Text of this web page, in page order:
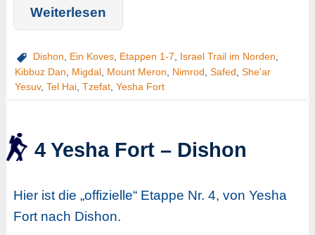
Weiterlesen
Dishon Ein Koves, Etappen 1-7 Israel Trail im Norden
Kibbuz Dan
Migdal, Mount Meron Nimrod Safed She'ar
Yesuv, Tel Hai, Tzefat, Yesha Fort
4 Yesha Fort – Dishon
Hier ist die „offizielle“ Etappe Nr. 4, von Yesha
Fort nach Dishon.